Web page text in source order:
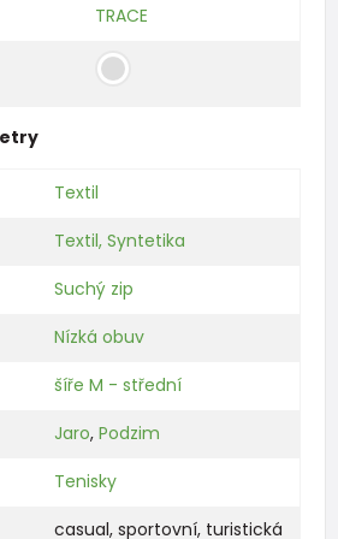
TRACE
Textil
Textil, Syntetika
Suchý zip
Nízká obuv
šíře M - střední
Jaro, Podzim
Tenisky
casual, sportovní, turistická